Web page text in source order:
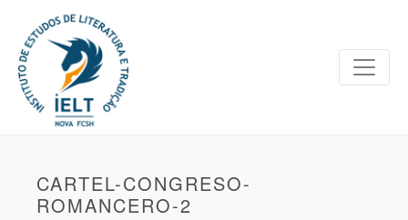
CARTEL-CONGRESO-
ROMANCERO-2